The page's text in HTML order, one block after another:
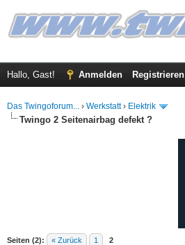
Hallo, Gast! Anmelden Registrieren
Das Twingoforum... › Werkstatt› Elektrik
Twingo 2 Seitenairbag defekt ?
Seiten (2): « Zurück 1 2
Durchschnitt